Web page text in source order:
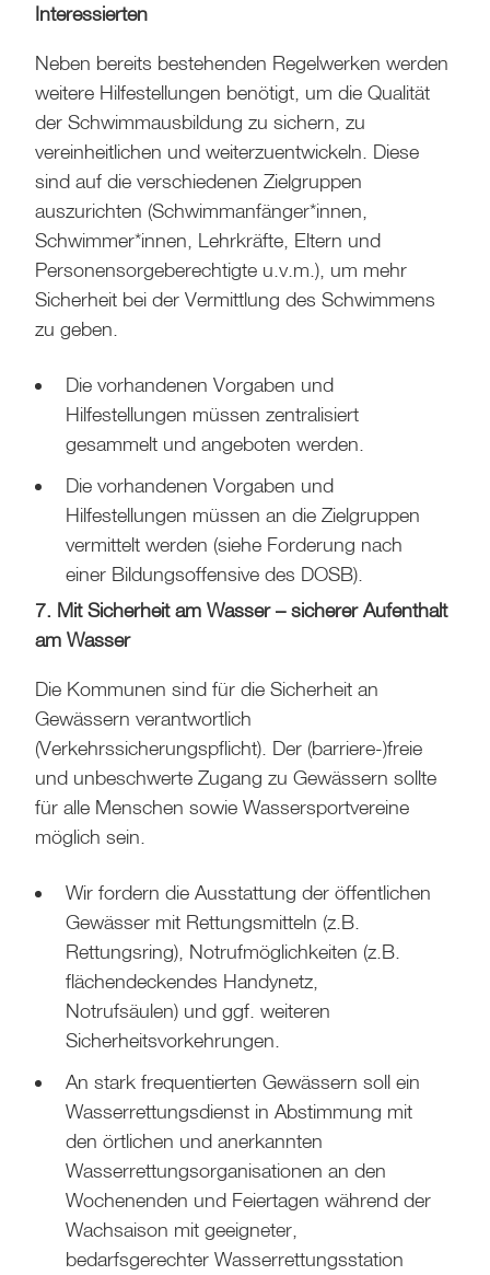
Interessierten
Neben bereits bestehenden Regelwerken werden
weitere Hilfestellungen benötigt, um die Qualität
der Schwimmausbildung zu sichern, zu
vereinheitlichen und weiterzuentwickeln. Diese
sind auf die verschiedenen Zielgruppen
auszurichten (Schwimmanfänger*innen,
Schwimmer*innen, Lehrkräfte, Eltern und
Personensorgeberechtigte u.v.m.), um mehr
Sicherheit bei der Vermittlung des Schwimmens
zu geben.
Die vorhandenen Vorgaben und
Hilfestellungen müssen zentralisiert
gesammelt und angeboten werden.
Die vorhandenen Vorgaben und
Hilfestellungen müssen an die Zielgruppen
vermittelt werden (siehe Forderung nach
einer Bildungsoffensive des DOSB).
7. Mit Sicherheit am Wasser – sicherer Aufenthalt
am Wasser
Die Kommunen sind für die Sicherheit an
Gewässern verantwortlich
(Verkehrssicherungspflicht). Der (barriere-)freie
und unbeschwerte Zugang zu Gewässern sollte
für alle Menschen sowie Wassersportvereine
möglich sein.
Wir fordern die Ausstattung der öffentlichen
Gewässer mit Rettungsmitteln (z.B.
Rettungsring), Notrufmöglichkeiten (z.B.
flächendeckendes Handynetz,
Notrufsäulen) und ggf. weiteren
Sicherheitsvorkehrungen.
An stark frequentierten Gewässern soll ein
Wasserrettungsdienst in Abstimmung mit
den örtlichen und anerkannten
Wasserrettungsorganisationen an den
Wochenenden und Feiertagen während der
Wachsaison mit geeigneter,
bedarfsgerechter Wasserrettungsstation